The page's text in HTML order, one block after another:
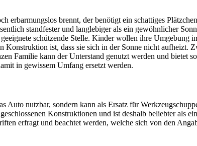
erbarmungslos brennt, der benötigt ein schattiges
standfester und langlebiger als ein gewöhnlicher
schützende Stelle. Kinder wollen ihre Umgebung
ist, dass sie sich in der Sonne nicht aufheizt.
Familie kann der Unterstand genutzt werden und bietet
in gewissem Umfang ersetzt werden.
nutzbar, sondern kann als Ersatz für
Konstruktionen und ist deshalb beliebter als
erfragt und beachtet werden, welche sich von den